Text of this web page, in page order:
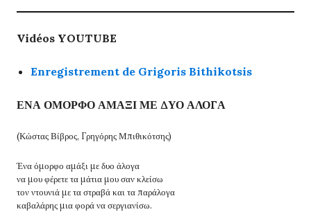
Vidéos YOUTUBE
Enregistrement de Grigoris Bithikotsis
ΕΝΑ ΟΜΟΡΦΟ ΑΜΑΞΙ ΜΕ ΔΥΟ ΑΛΟΓΑ
(Κώστας Βίβρος, Γρηγόρης Μπιθικότσης)
Ένα όμορφο αμάξι με δυο άλογα
να μου φέρετε τα μάτια μου σαν κλείσω
τον ντουνιά με τα στραβά και τα παράλογα
καβαλάρης μια φορά να σεργιανίσω.